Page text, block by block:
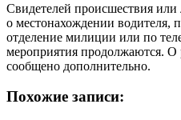
Свидетелей происшествия
о местонахождении водителя,
отделение милиции или по
мероприятия продолжаются. О
сообщено дополнительно.
Похожие записи: